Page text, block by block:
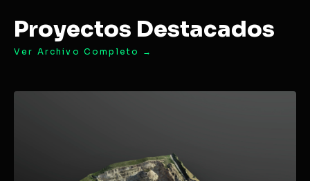
Proyectos Destacados
Ver Archivo Completo →